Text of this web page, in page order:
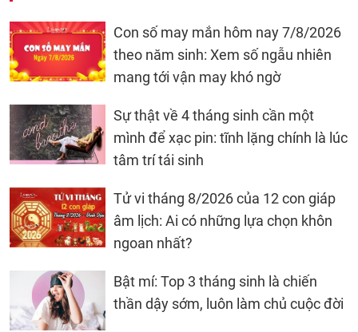
Con số may mắn hôm nay 7/8/2026
theo năm sinh: Xem số ngẫu nhiên
mang tới vận may khó ngờ
Sự thật về 4 tháng sinh cần một
mình để xạc pin: tĩnh lặng chính là lúc
tâm trí tái sinh
Tử vi tháng 8/2026 của 12 con giáp
âm lịch: Ai có những lựa chọn khôn
ngoan nhất?
Bật mí: Top 3 tháng sinh là chiến
thần dậy sớm, luôn làm chủ cuộc đời